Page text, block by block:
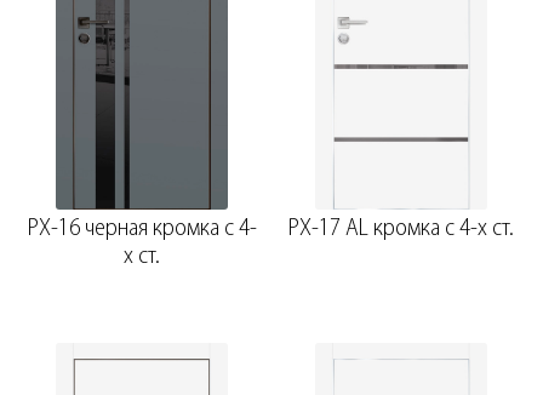
PX-16 черная кромка с 4-
х ст.
PX-17 AL кромка с 4-х ст.